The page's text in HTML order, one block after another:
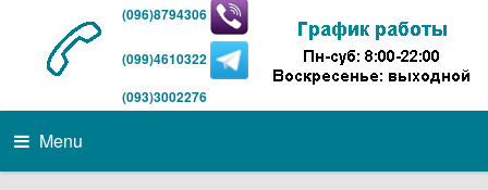
(096)8794306
(099)4610322
(093)3002276
Menu